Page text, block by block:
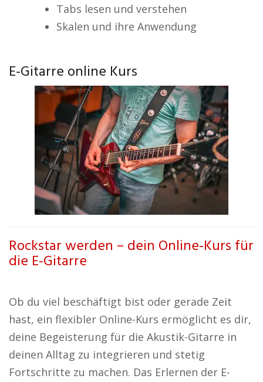
Tabs lesen und verstehen
Skalen und ihre Anwendung
E-Gitarre online Kurs
Rockstar werden – dein Online-Kurs für
die E-Gitarre
Ob du viel beschäftigt bist oder gerade Zeit
hast, ein flexibler Online-Kurs ermöglicht es dir,
deine Begeisterung für die Akustik-Gitarre in
deinen Alltag zu integrieren und stetig
Fortschritte zu machen. Das Erlernen der E-